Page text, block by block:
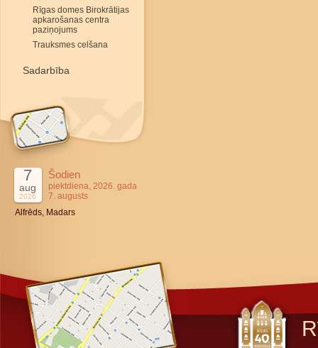
Rīgas domes Birokrātijas
apkarošanas centra
paziņojums
Trauksmes celšana
Sadarbība
7
aug
2026
Šodien
piektdiena, 2026. gada
7. augusts
Alfrēds, Madars